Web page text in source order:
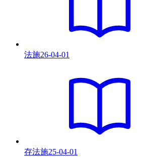
法施26-04-01
存法施25-04-01